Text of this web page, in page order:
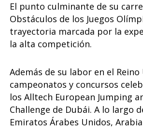
El punto culminante de su
Obstáculos de los Juegos
trayectoria marcada por la
la alta competición.
Además de su labor en el
campeonatos y concursos
los Alltech European Jumping
Challenge de Dubái. A lo largo
Emiratos Árabes Unidos,